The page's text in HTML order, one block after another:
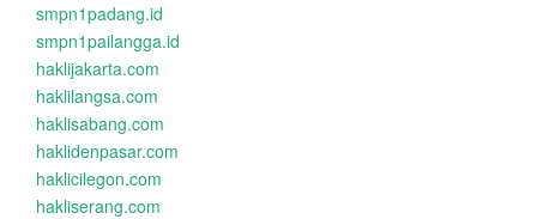
smpn1padang.id
smpn1pailangga.id
haklijakarta.com
haklilangsa.com
haklisabang.com
haklidenpasar.com
haklicilegon.com
hakliserang.com